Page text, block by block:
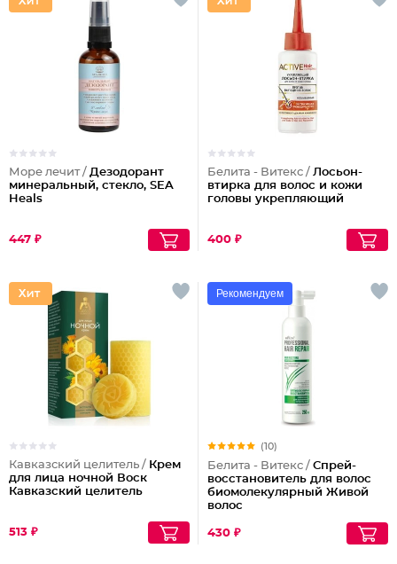
Море лечит / Дезодорант
минеральный, стекло, SEA
Heals
447 ₽
Белита - Витекс / Лосьон-
втирка для волос и кожи
головы укрепляющий
400 ₽
Кавказский целитель / Крем
для лица ночной Воск
Кавказский целитель
513 ₽
Рекомендуем
(10)
Белита - Витекс / Спрей-
восстановитель для волос
биомолекулярный Живой
волос
430 ₽